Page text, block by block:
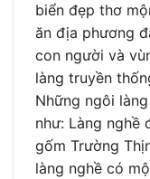
biển đẹp thơ
ăn địa phương
con người và
làng truyền
Những ngôi
như: Làng nghề
gốm Trường
làng nghề có